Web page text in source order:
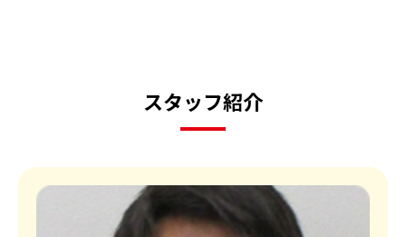
スタッフ紹介